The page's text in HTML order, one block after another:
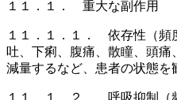
１１．１． 重大な副作用
１１．１．１． 依存性（頻
吐、下痢、腹痛、散瞳、頭
減量するなど、患者の状態を
１１．１．２． 呼吸抑制（